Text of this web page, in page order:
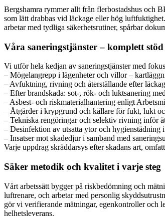
Bergshamra rymmer allt från flerbostadshus och
som lätt drabbas vid läckage eller hög
arbetar med tydliga säkerhetsrutiner, spårbar
Våra saneringstjänster – komplett
Vi utför hela kedjan av saneringstjänster med
– Mögelangrepp i lägenheter och villor –
– Avfuktning, rivning och återställande efter
– Efter brandskada: sot-, rök- och luktsanering
– Asbest- och riskmaterialhantering enligt
– Åtgärder i krypgrund och källare för fukt, lukt
– Tekniska rengöringar och selektiv rivning inför
– Desinfektion av utsatta ytor och hygienstädning
– Insatser mot skadedjur i samband med
Varje uppdrag skräddarsys efter skadans art,
Säker metodik och kvalitet i varje steg
Vårt arbetssätt bygger på riskbedömning och
luftrenare, och arbetar med personlig
gör vi verifierande mätningar, egenkontroller och
helhetsleverans.